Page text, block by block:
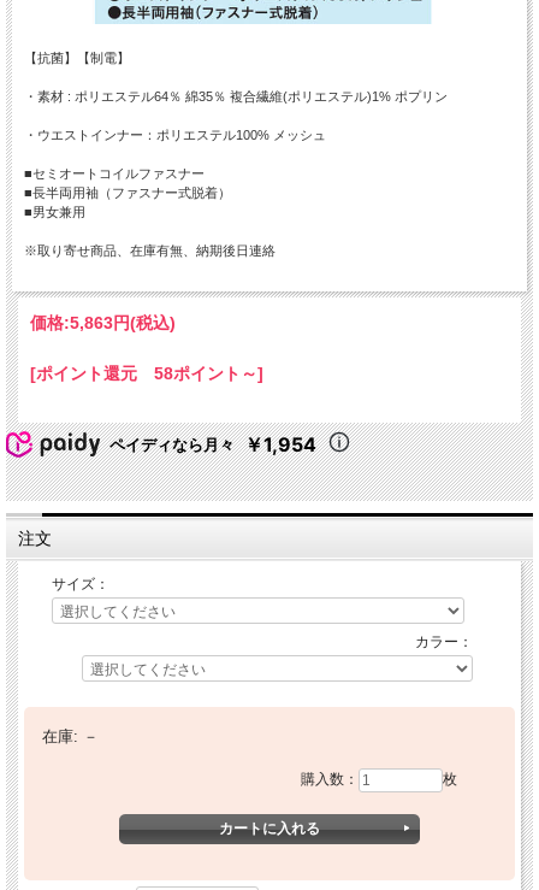
【抗菌】【制電】
・素材 : ポリエステル64％ 綿35％ 複合繊維(ポリエステル)1% ポプリン
・ウエストインナー：ポリエステル100% メッシュ
■セミオートコイルファスナー
■長半両用袖（ファスナー式脱着）
■男女兼用
※取り寄せ商品、在庫有無、納期後日連絡
価格:5,863円(税込)
[ポイント還元 58ポイント～]
ペイディなら月々 ￥1,954
注文
サイズ：
カラー：
在庫: －
購入数： 枚